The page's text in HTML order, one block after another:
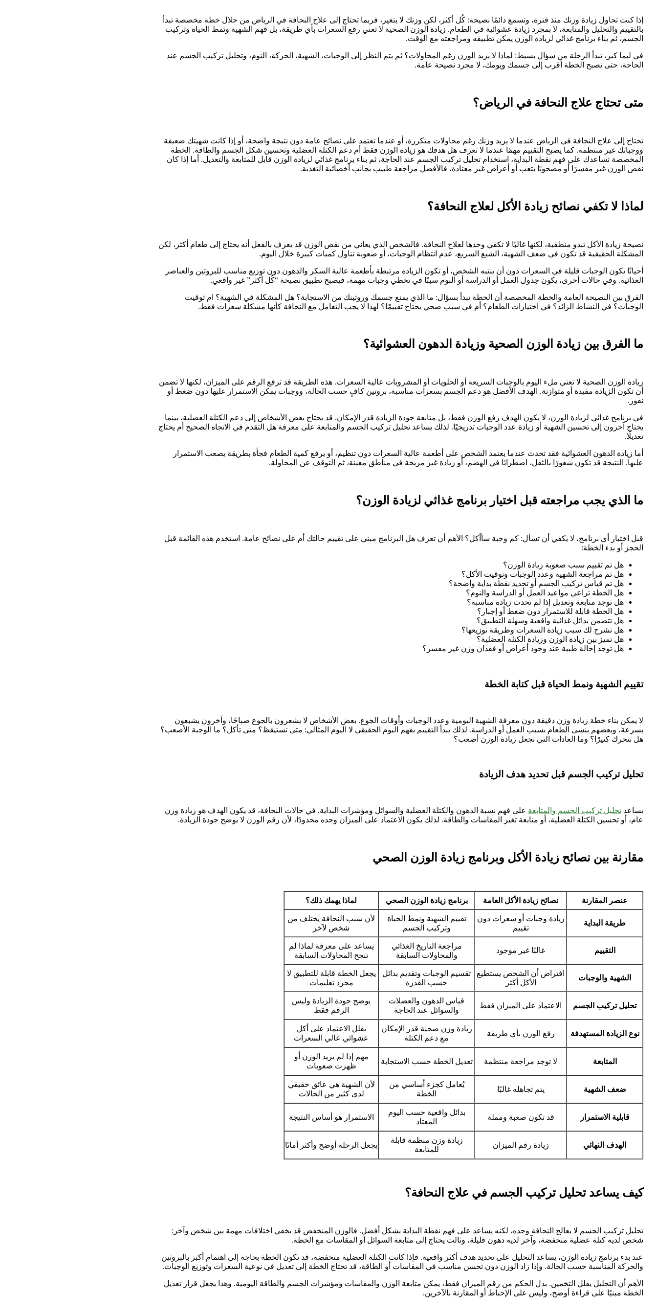
إذا كنت تحاول زيادة وزنك منذ فترة، وتسمع دائمًا نصيحة: كُل أكثر، لكن وزنك لا يتغير، فربما تحتاج إلى علاج النحافة في الرياض من خلال خطة مخصصة تبدأ
بالتقييم والتحليل والمتابعة، لا بمجرد زيادة عشوائية في الطعام. زيادة الوزن الصحية لا تعني رفع السعرات بأي طريقة، بل فهم الشهية ونمط الحياة وتركيب
الجسم، ثم بناء برنامج غذائي لزيادة الوزن يمكن تطبيقه ومراجعته مع الوقت.
في ليما كير، تبدأ الرحلة من سؤال بسيط: لماذا لا يزيد الوزن رغم المحاولات؟ ثم يتم النظر إلى الوجبات، الشهية، الحركة، النوم، وتحليل تركيب الجسم عند
الحاجة، حتى تصبح الخطة أقرب إلى جسمك ويومك، لا مجرد نصيحة عامة.
متى تحتاج علاج النحافة في الرياض؟
تحتاج إلى علاج النحافة في الرياض عندما لا يزيد وزنك رغم محاولات متكررة، أو عندما تعتمد على نصائح عامة دون نتيجة واضحة، أو إذا كانت شهيتك ضعيفة
ووجباتك غير منتظمة. كما يصبح التقييم مهمًا عندما لا تعرف هل هدفك هو زيادة الوزن فقط أم دعم الكتلة العضلية وتحسين شكل الجسم والطاقة. الخطة
المخصصة تساعدك على فهم نقطة البداية، استخدام تحليل تركيب الجسم عند الحاجة، ثم بناء برنامج غذائي لزيادة الوزن قابل للمتابعة والتعديل. أما إذا كان
نقص الوزن غير مفسرًا أو مصحوبًا بتعب أو أعراض غير معتادة، فالأفضل مراجعة طبيب بجانب أخصائية التغذية.
لماذا لا تكفي نصائح زيادة الأكل لعلاج النحافة؟
نصيحة زيادة الأكل تبدو منطقية، لكنها غالبًا لا تكفي وحدها لعلاج النحافة. فالشخص الذي يعاني من نقص الوزن قد يعرف بالفعل أنه يحتاج إلى طعام أكثر، لكن
المشكلة الحقيقية قد تكون في ضعف الشهية، الشبع السريع، عدم انتظام الوجبات، أو صعوبة تناول كميات كبيرة خلال اليوم.
أحيانًا تكون الوجبات قليلة في السعرات دون أن ينتبه الشخص، أو تكون الزيادة مرتبطة بأطعمة عالية السكر والدهون دون توزيع مناسب للبروتين والعناصر
الغذائية. وفي حالات أخرى، يكون جدول العمل أو الدراسة أو النوم سببًا في تخطي وجبات مهمة، فيصبح تطبيق نصيحة “كُل أكثر” غير واقعي.
الفرق بين النصيحة العامة والخطة المخصصة أن الخطة تبدأ بسؤال: ما الذي يمنع جسمك وروتينك من الاستجابة؟ هل المشكلة في الشهية؟ ام توقيت
الوجبات؟ في النشاط الزائد؟ في اختيارات الطعام؟ أم في سبب صحي يحتاج تقييمًا؟ لهذا لا يجب التعامل مع النحافة كأنها مشكلة سعرات فقط.
ما الفرق بين زيادة الوزن الصحية وزيادة الدهون العشوائية؟
زيادة الوزن الصحية لا تعني ملء اليوم بالوجبات السريعة أو الحلويات أو المشروبات عالية السعرات. هذه الطريقة قد ترفع الرقم على الميزان، لكنها لا تضمن
أن تكون الزيادة مفيدة أو متوازنة. الهدف الأفضل هو دعم الجسم بسعرات مناسبة، بروتين كافٍ حسب الحالة، ووجبات يمكن الاستمرار عليها دون ضغط أو
نفور.
في برنامج غذائي لزيادة الوزن، لا يكون الهدف رفع الوزن فقط، بل متابعة جودة الزيادة قدر الإمكان. قد يحتاج بعض الأشخاص إلى دعم الكتلة العضلية، بينما
يحتاج آخرون إلى تحسين الشهية أو زيادة عدد الوجبات تدريجيًا. لذلك يساعد تحليل تركيب الجسم والمتابعة على معرفة هل التقدم في الاتجاه الصحيح أم يحتاج
تعديلًا.
أما زيادة الدهون العشوائية فقد تحدث عندما يعتمد الشخص على أطعمة عالية السعرات دون تنظيم، أو يرفع كمية الطعام فجأة بطريقة يصعب الاستمرار
عليها. النتيجة قد تكون شعورًا بالثقل، اضطرابًا في الهضم، أو زيادة غير مريحة في مناطق معينة، ثم التوقف عن المحاولة.
ما الذي يجب مراجعته قبل اختيار برنامج غذائي لزيادة الوزن؟
قبل اختيار أي برنامج، لا يكفي أن تسأل: كم وجبة سأأكل؟ الأهم أن تعرف هل البرنامج مبني على تقييم حالتك أم على نصائح عامة. استخدم هذه القائمة قبل
الحجز أو بدء الخطة:
هل تم تقييم سبب صعوبة زيادة الوزن؟
هل تم مراجعة الشهية وعدد الوجبات وتوقيت الأكل؟
هل تم قياس تركيب الجسم أو تحديد نقطة بداية واضحة؟
هل الخطة تراعي مواعيد العمل أو الدراسة والنوم؟
هل توجد متابعة وتعديل إذا لم تحدث زيادة مناسبة؟
هل الخطة قابلة للاستمرار دون ضغط أو إجبار؟
هل تتضمن بدائل غذائية واقعية وسهلة التطبيق؟
هل تشرح لك سبب زيادة السعرات وطريقة توزيعها؟
هل تميز بين زيادة الوزن وزيادة الكتلة العضلية؟
هل توجد إحالة طبية عند وجود أعراض أو فقدان وزن غير مفسر؟
تقييم الشهية ونمط الحياة قبل كتابة الخطة
لا يمكن بناء خطة زيادة وزن دقيقة دون معرفة الشهية اليومية وعدد الوجبات وأوقات الجوع. بعض الأشخاص لا يشعرون بالجوع صباحًا، وآخرون يشبعون
بسرعة، وبعضهم ينسى الطعام بسبب العمل أو الدراسة. لذلك يبدأ التقييم بفهم اليوم الحقيقي لا اليوم المثالي: متى تستيقظ؟ متى تأكل؟ ما الوجبة الأصعب؟
هل تتحرك كثيرًا؟ وما العادات التي تجعل زيادة الوزن أصعب؟
تحليل تركيب الجسم قبل تحديد هدف الزيادة
يساعد تحليل تركيب الجسم والمتابعة على فهم نسبة الدهون والكتلة العضلية والسوائل ومؤشرات البداية. في حالات النحافة، قد يكون الهدف هو زيادة وزن
عام، أو تحسين الكتلة العضلية، أو متابعة تغير المقاسات والطاقة. لذلك يكون الاعتماد على الميزان وحده محدودًا، لأن رقم الوزن لا يوضح جودة الزيادة.
مقارنة بين نصائح زيادة الأكل وبرنامج زيادة الوزن الصحي
عنصر المقارنة نصائح زيادة الأكل العامة برنامج زيادة الوزن الصحي لماذا يهمك ذلك؟
طريقة البداية
زيادة وجبات أو سعرات دون
تقييم
تقييم الشهية ونمط الحياة
وتركيب الجسم
لأن سبب النحافة يختلف من
شخص لآخر
التقييم غالبًا غير موجود
مراجعة التاريخ الغذائي
والمحاولات السابقة
يساعد على معرفة لماذا لم
تنجح المحاولات السابقة
الشهية والوجبات
افتراض أن الشخص يستطيع
الأكل أكثر
تقسيم الوجبات وتقديم بدائل
حسب القدرة
يجعل الخطة قابلة للتطبيق لا
مجرد تعليمات
تحليل تركيب الجسم الاعتماد على الميزان فقط
قياس الدهون والعضلات
والسوائل عند الحاجة
يوضح جودة الزيادة وليس
الرقم فقط
نوع الزيادة المستهدفة رفع الوزن بأي طريقة
زيادة وزن صحية قدر الإمكان
مع دعم الكتلة
يقلل الاعتماد على أكل
عشوائي عالي السعرات
المتابعة لا توجد مراجعة منتظمة تعديل الخطة حسب الاستجابة
مهم إذا لم يزيد الوزن أو
ظهرت صعوبات
ضعف الشهية يتم تجاهله غالبًا
يُعامل كجزء أساسي من
الخطة
لأن الشهية هي عائق حقيقي
لدى كثير من الحالات
قابلية الاستمرار قد تكون صعبة ومملة
بدائل واقعية حسب اليوم
المعتاد
الاستمرار هو أساس النتيجة
الهدف النهائي زيادة رقم الميزان
زيادة وزن منظمة قابلة
للمتابعة
يجعل الرحلة أوضح وأكثر أمانًا
كيف يساعد تحليل تركيب الجسم في علاج النحافة؟
تحليل تركيب الجسم لا يعالج النحافة وحده، لكنه يساعد على فهم نقطة البداية بشكل أفضل. فالوزن المنخفض قد يخفي اختلافات مهمة بين شخص وآخر:
شخص لديه كتلة عضلية منخفضة، وآخر لديه دهون قليلة، وثالث يحتاج إلى متابعة السوائل أو المقاسات مع الخطة.
عند بدء برنامج زيادة الوزن، يساعد التحليل على تحديد هدف أكثر واقعية. فإذا كانت الكتلة العضلية منخفضة، قد تكون الخطة بحاجة إلى اهتمام أكبر بالبروتين
والحركة المناسبة حسب الحالة. وإذا زاد الوزن دون تحسن مناسب في المقاسات أو الطاقة، قد تحتاج الخطة إلى تعديل في نوعية السعرات وتوزيع الوجبات.
الأهم أن التحليل يقلل التخمين. بدل الحكم من رقم الميزان فقط، يمكن متابعة الوزن والمقاسات ومؤشرات الجسم والطاقة اليومية. وهذا يجعل قرار تعديل
الخطة مبنيًا على قراءة أوضح، وليس على الإحباط أو المقارنة بالآخرين.